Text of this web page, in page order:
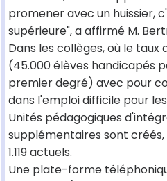
promener avec un huissier,
supérieure", a affirmé M.
Dans les collèges, où le
(45.000 élèves handicapés
premier degré) avec pour
dans l'emploi difficile pour
Unités pédagogiques
supplémentaires sont
1.119 actuels.
Une plate-forme